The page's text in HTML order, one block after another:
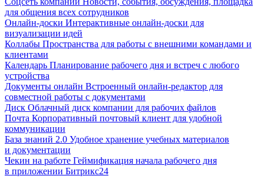
для общения всех сотрудников
Онлайн-доски Интерактивные онлайн-доски для
визуализации идей
Коллабы Пространства для работы с внешними командами и
клиентами
Календарь Планирование рабочего дня и встреч с любого
устройства
Документы онлайн Встроенный онлайн-редактор для
совместной работы с документами
Диск Облачный диск компании для рабочих файлов
Почта Корпоративный почтовый клиент для удобной
коммуникации
База знаний 2.0 Удобное хранение учебных материалов
и документации
Чекин на работе Геймификация начала рабочего дня
в приложении Битрикс24